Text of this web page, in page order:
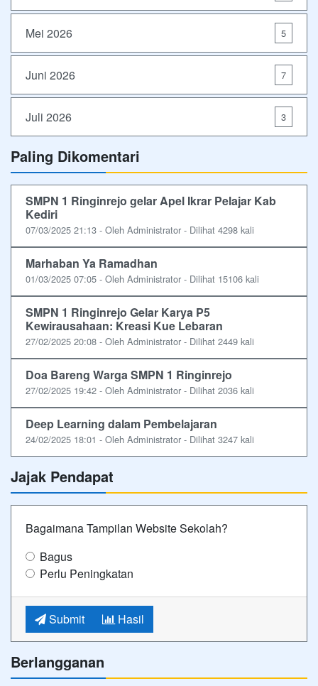
Mei 2026 5
Juni 2026 7
Juli 2026 3
Paling Dikomentari
SMPN 1 Ringinrejo gelar Apel Ikrar Pelajar Kab
Kediri
07/03/2025 21:13 - Oleh Administrator - Dilihat 4298 kali
Marhaban Ya Ramadhan
01/03/2025 07:05 - Oleh Administrator - Dilihat 15106 kali
SMPN 1 Ringinrejo Gelar Karya P5
Kewirausahaan: Kreasi Kue Lebaran
27/02/2025 20:08 - Oleh Administrator - Dilihat 2449 kali
Doa Bareng Warga SMPN 1 Ringinrejo
27/02/2025 19:42 - Oleh Administrator - Dilihat 2036 kali
Deep Learning dalam Pembelajaran
24/02/2025 18:01 - Oleh Administrator - Dilihat 3247 kali
Jajak Pendapat
Bagaimana Tampilan Website Sekolah?
Bagus
Perlu Peningkatan
Submit Hasil
Berlangganan